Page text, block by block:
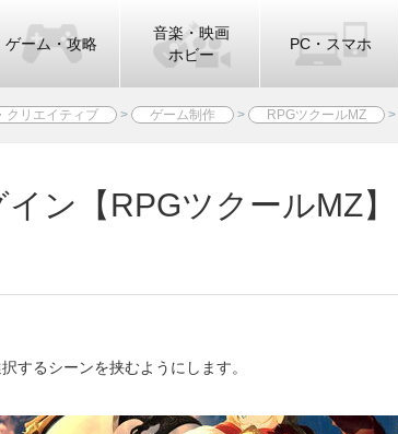
ゲーム・攻略
音楽・映画
ホビー
PC・スマホ
クリエイティブ > ゲーム制作 > RPGツクールMZ >
ン【RPGツクールMZ】
するシーンを挟むようにします。